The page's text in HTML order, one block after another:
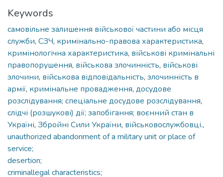
Keywords
самовільне залишення військової частини або місця
служби, СЗЧ, кримінально-правова характеристика,
кримінологічна характеристика, військові кримінальні
правопорушення, військова злочинність, військові
злочини, військова відповідальність, злочинність в
армії, кримінальне провадження, досудове
розслідування; спеціальне досудове розслідування,
слідчі (розшукові) дії; запобігання; воєнний стан в
Україні, Збройні Сили України, військовослужбовці.,
unauthorized abandonment of a military unit or place of
service;
desertion;
criminallegal characteristics;